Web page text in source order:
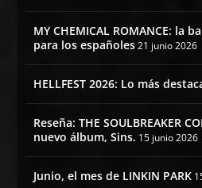
MY CHEMICAL ROMANCE: la
para los españoles 21 junio 2026
HELLFEST 2026: Lo más
Reseña: THE SOULBREAKER
nuevo álbum, Sins. 15 junio 2026
Junio, el mes de LINKIN PARK